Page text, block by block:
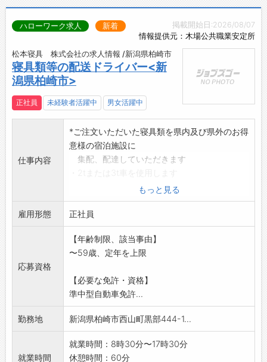
・面倒見が良い先輩が多く、和気あいあいと仲
がいい環境です♪
・困っているときに助けてくれるカッコいい先
輩、失敗して落ち込んでいるときに優しく声を
かけてくれる先輩、疲れていると笑わせてくれ
て元気を出してくれる先輩、できたときに褒め
てくれるあたたかくて優しい先輩方の背中を見
て、早く成長したいという気持ちを持って頑張
れます！
・仕事中はキビキビしている印象ですが、休憩
の時はしっかり休みながらくだらない話もして
楽しく過ごせるので、メリハリをつけて働けま
・みんながしっかりフォローし合って仕事をし
ているので、とても働きやすい職場です♪
【社風】
■明るい未来を創造することを目指して、4つ
の幸せを大切にしながら豊かな心と前向きに生
きる力を養い、働く充実感を重視しています◎
2）あんしん：長く働ける職場・リスク低減
3）ワクワク：モチベーションアップ・新しい
車体験
4）HAPPY：達成感・充実感・おもてなし・感
【充実の福利厚生！】
→ 仕事もプライベートも大切にしたい方にピッ
【研修制度】
・作業研修、安全教育あり！
・ベテラン作業員が親切丁寧にサポートしま
す。
・分からないことも丁寧に教えるので、初めて
【ステップアップ】
◆資格取得支援あり！有資格者手当も充実◎
・キャリアアップを目指せます。
・「チャレンジする」をモットーに、協力し合
・幅広い世代の作業員が切磋琢磨しながら成長
中！
・多彩な作業に挑戦できる、面白い現場です◎
・現在、上越・柏崎・刈羽エリアから通勤中の
スタッフが活躍しています！
【やりがい】
・プラント設備を安全に稼働させる大切な役割
を担えます。
・未経験から専門スキルを身につけ、自信と達
成感を味わえます！
【支給・待遇】
掲載開始日:2026/08/07
情報提供元：木場公共職業安定所
ハローワーク求人 新着
松本寝具 株式会社の求人情報 /新潟県柏崎市
寝具類等の配送ドライバー<新
潟県柏崎市>
正社員 未経験者活躍中 男女活躍中
仕事内容
*ご注文いただいた寝具類を県内及び県外のお得
意様の宿泊施設に
集配、配達していただきます
変更範囲:会社の定める業務
もっと見る
雇用形態 正社員
応募資格
【年齢制限、該当事由】
〜59歳、定年を上限
【必要な免許・資格】
準中型自動車免許...
勤務地 新潟県柏崎市西山町黒部444-1...
就業時間
就業時間：8時30分〜17時30分
休憩時間：60分